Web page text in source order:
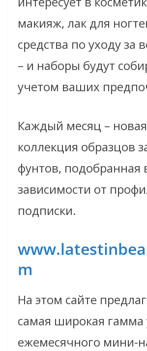
макияж, лак для
средства по уходу за
– и наборы будут
учетом ваших
Каждый месяц – новая
коллекция образцов
фунтов, подобранная
зависимости от
подписки.
m
На этом сайте
самая широкая гамма
ежемесячного мини-